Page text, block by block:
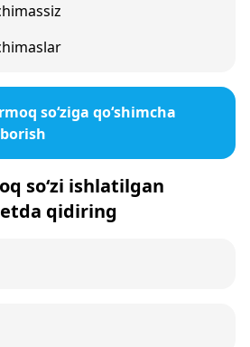
so‘ziga qo‘shimcha
so‘zi ishlatilgan
qidiring